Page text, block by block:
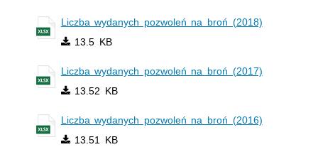
Liczba wydanych pozwoleń na broń (2018)
13.5 KB
Liczba wydanych pozwoleń na broń (2017)
13.52 KB
Liczba wydanych pozwoleń na broń (2016)
13.51 KB